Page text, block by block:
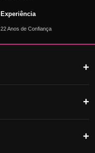
Experiência
22 Anos de Confiança